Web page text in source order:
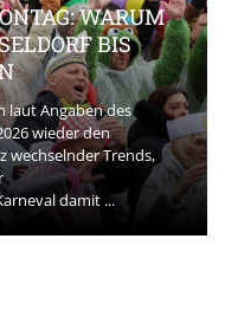
WARUM
BIS
laut Angaben des
wieder den
wechselnder Trends,
damit ...